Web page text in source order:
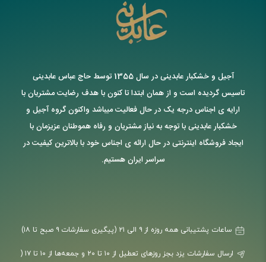
آجیل و خشکبار عابدینی در سال 1355 توسط حاج عباس عابدینی
تاسیس گردیده است و از همان ابتدا تا کنون با هدف رضایت مشتریان با
ارایه ی اجناس درجه یک در حال فعالیت میباشد واکنون گروه آجیل و
خشکبار عابدینی با توجه به نیاز مشتریان و رفاه هموطنان عزیزمان با
ایجاد فروشگاه اینترنتی در حال ارائه ی اجناس خود با بالاترین کیفیت در
سراسر ایران هستیم.
ارسال سفارشات یزد بجز روزهای تعطیل از ۱۰ تا ۲۰ و جمعه‌ها از ۱۰ تا ۱۷ (